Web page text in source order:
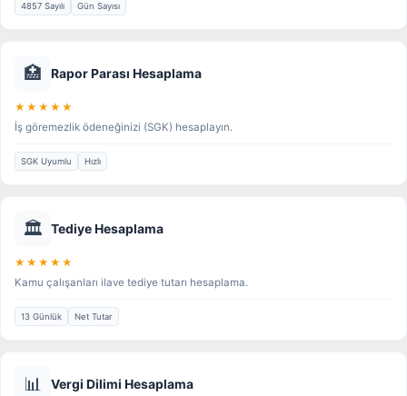
4857 Sayılı Gün Sayısı
🏥 Rapor Parası Hesaplama
★★★★★
İş göremezlik ödeneğinizi (SGK) hesaplayın.
SGK Uyumlu Hızlı
🏛️ Tediye Hesaplama
★★★★★
Kamu çalışanları ilave tediye tutarı hesaplama.
13 Günlük Net Tutar
📊 Vergi Dilimi Hesaplama